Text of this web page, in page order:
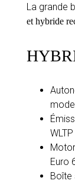
La grande
et hybride
WLTP
Euro
Boîte